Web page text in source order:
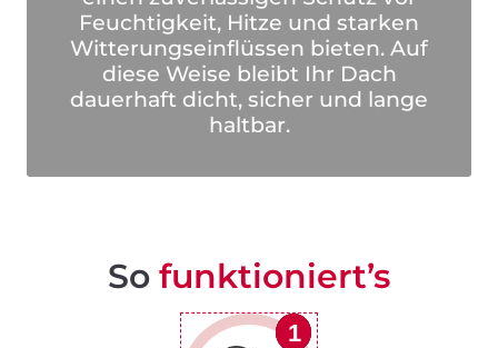
Feuchtigkeit, Hitze und starken
Witterungseinflüssen bieten. Auf
diese Weise bleibt Ihr Dach
dauerhaft dicht, sicher und lange
haltbar.
So funktioniert’s
1
1
1
1